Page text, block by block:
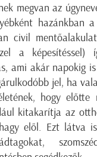
megvan az
hazánkban a
civil
a képesítéssel)
ami akár napokig
jel, ha
hogy előtte
kitakarítja az
elől. Ezt látva is